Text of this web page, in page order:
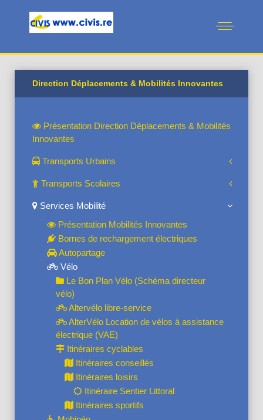
Direction Déplacements & Mobilités Innovantes
Présentation Direction Déplacements & Mobilités
Innovantes
Transports Urbains
Transports Scolaires
Services Mobilité
Présentation Mobilités Innovantes
Bornes de rechargement électriques
Autopartage
Vélo
Le Bon Plan Vélo (Schéma directeur
vélo)
Altervélo libre-service
AlterVélo Location de vélos à assistance
électrique (VAE)
Itinéraires cyclables
Itinéraires conseillés
Itinéraires loisirs
Itinéraire Sentier Littoral
Itinéraires sportifs